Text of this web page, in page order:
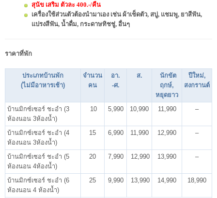
สุนัข เสริม ตัวละ 400.-/คืน
เครื่องใช้ส่วนตัวต้องนำมาเอง เช่น ผ้าเช็ดตัว, สบู่, แชมพู, ยาสีฟัน,
แปรงสีฟัน, น้ำดื่ม, กระดาษทิชชู่, อื่นๆ
ราคาที่พัก
ประเภทบ้านพัก
(ไม่มีอาหารเช้า)
จำนวน
คน
อา.
-ศ.
ส.
นักขัต
ฤกษ์,
หยุดยาว
ปีใหม่,
สงกรานต์
บ้านมิกซ์เซอร์ ชะอำ (3
ห้องนอน 3ห้องน้ำ)
10 5,990 10,990 11,990 –
บ้านมิกซ์เซอร์ ชะอำ (4
ห้องนอน 3ห้องน้ำ)
15 6,990 11,990 12,990 –
บ้านมิกซ์เซอร์ ชะอำ (5
ห้องนอน 4ห้องน้ำ)
20 7,990 12,990 13,990 –
บ้านมิกซ์เซอร์ ชะอำ (6
ห้องนอน 4 ห้องน้ำ)
25 9,990 13,990 14,990 18,990